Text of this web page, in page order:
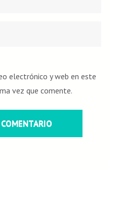
electrónico y web en este
vez que comente.